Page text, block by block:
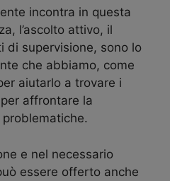
incontra in questa
l’ascolto attivo, il
di supervisione, sono lo
che abbiamo, come
aiutarlo a trovare i
affrontare la
e nel necessario
essere offerto anche